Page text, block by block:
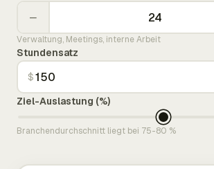
−
Verwaltung, Meetings, interne Arbeit
Stundensatz
$
Ziel-Auslastung (%)
Branchendurchschnitt liegt bei 75-80 %